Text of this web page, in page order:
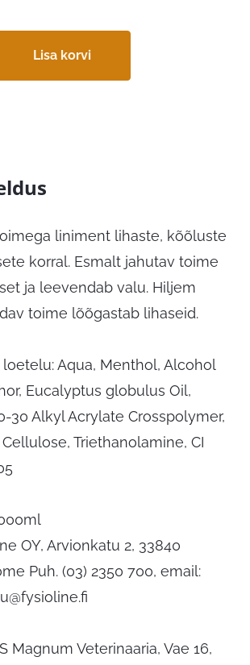
Lisa korvi
liniment lihaste, kõõluste
korral. Esmalt jahutav toime
ja leevendab valu. Hiljem
toime lõõgastab lihaseid.
Aqua, Menthol, Alcohol
Eucalyptus globulus Oil,
30 Alkyl Acrylate Crosspolymer,
Triethanolamine, CI
OY, Arvionkatu 2, 33840
Puh. (03) 2350 700, email:
Magnum Veterinaaria, Vae 16,